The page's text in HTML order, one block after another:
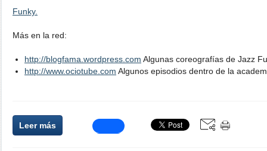
Funky.
Más en la red:
http://blogfama.wordpress.com Algunas coreografías de Jazz
http://www.ociotube.com Algunos episodios dentro de la
Leer más